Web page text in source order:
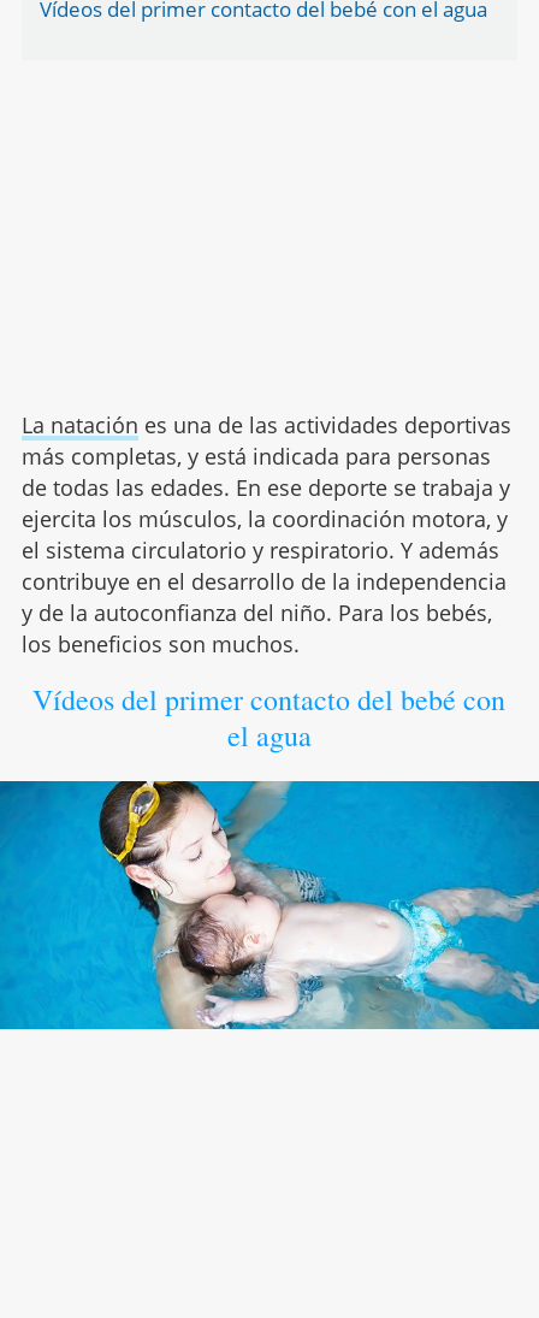
Vídeos del primer contacto del bebé con el agua
La natación es una de las actividades deportivas
más completas, y está indicada para personas
de todas las edades. En ese deporte se trabaja y
ejercita los músculos, la coordinación motora, y
el sistema circulatorio y respiratorio. Y además
contribuye en el desarrollo de la independencia
y de la autoconfianza del niño. Para los bebés,
los beneficios son muchos.
Vídeos del primer contacto del bebé con
el agua